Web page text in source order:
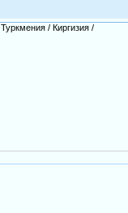
Туркмения / Киргизия /